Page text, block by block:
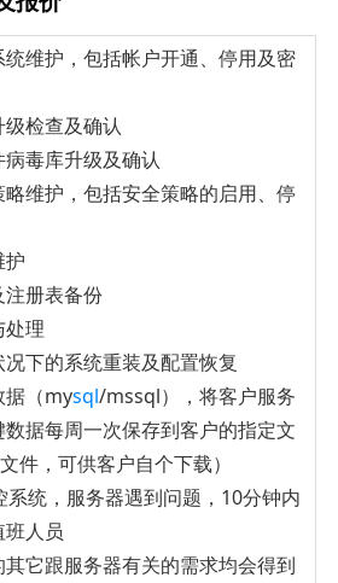
维护，包括帐户开通、停用及密
检查及确认
毒库升级及确认
维护，包括安全策略的启用、停
护
注册表备份
处理
下的系统重装及配置恢复
据（mysql/mssql），将客户服务
据每周一次保存到客户的指定文
件，可供客户自个下载）
系统，服务器遇到问题，10分钟内
人员
它跟服务器有关的需求均会得到